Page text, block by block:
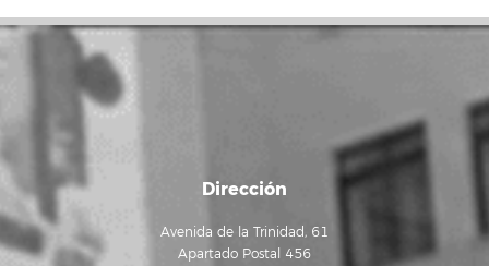
Dirección
Avenida de la Trinidad, 61
Apartado Postal 456